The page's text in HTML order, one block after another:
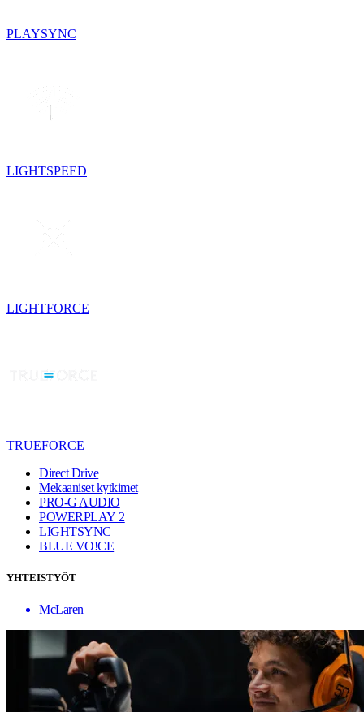
PLAYSYNC
LIGHTSPEED
LIGHTFORCE
TRUEFORCE
Direct Drive
Mekaaniset kytkimet
PRO-G AUDIO
POWERPLAY 2
LIGHTSYNC
BLUE VO!CE
YHTEISTYÖT
McLaren